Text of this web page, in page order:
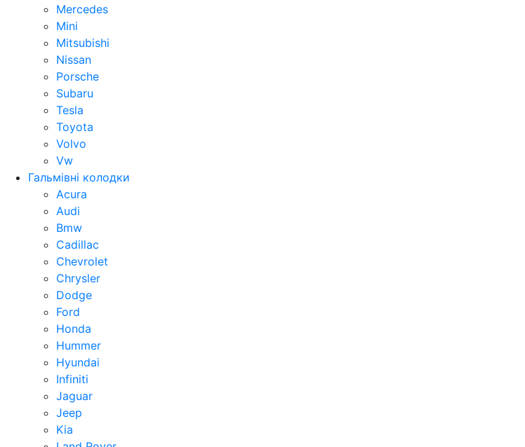
Mercedes
Mini
Mitsubishi
Nissan
Porsche
Subaru
Tesla
Toyota
Volvo
Vw
Гальмівні колодки
Acura
Audi
Bmw
Cadillac
Chevrolet
Chrysler
Dodge
Ford
Honda
Hummer
Hyundai
Infiniti
Jaguar
Jeep
Kia